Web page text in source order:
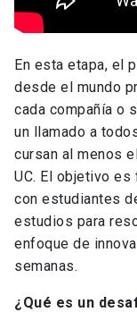
En esta etapa, el
desde el mundo
cada compañía o
un llamado a
cursan al menos
UC. El objetivo
con estudiantes
estudios para
enfoque de
semanas.
¿Qué es un